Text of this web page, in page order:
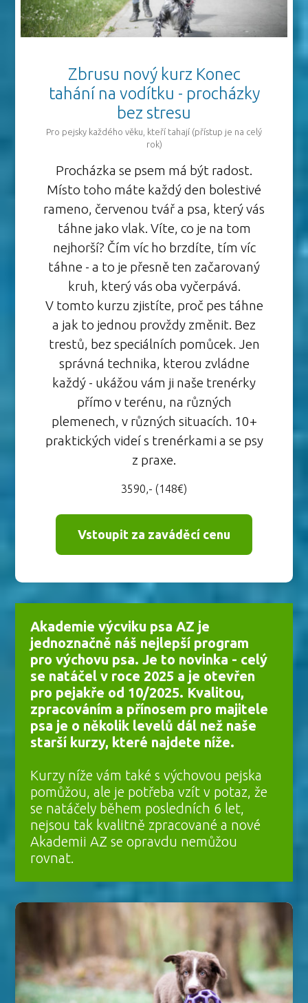
Zbrusu nový kurz Konec
tahání na vodítku - procházky
bez stresu
Pro pejsky každého věku, kteří tahají (přístup je na celý
rok)
Procházka se psem má být radost.
Místo toho máte každý den bolestivé
rameno, červenou tvář a psa, který vás
táhne jako vlak. Víte, co je na tom
nejhorší? Čím víc ho brzdíte, tím víc
táhne - a to je přesně ten začarovaný
kruh, který vás oba vyčerpává.
V tomto kurzu zjistíte, proč pes táhne
a jak to jednou provždy změnit. Bez
trestů, bez speciálních pomůcek. Jen
správná technika, kterou zvládne
každý - ukážou vám ji naše trenérky
přímo v terénu, na různých
plemenech, v různých situacích. 10+
praktických videí s trenérkami a se psy
z praxe.
3590,- (148€)
Vstoupit za zaváděcí cenu
Akademie výcviku psa AZ je
jednoznačně náš nejlepší program
pro výchovu psa. Je to novinka - celý
se natáčel v roce 2025 a je otevřen
pro pejakře od 10/2025. Kvalitou,
zpracováním a přínosem pro majitele
psa je o několik levelů dál než naše
starší kurzy, které najdete níže.
Kurzy níže vám také s výchovou pejska
pomůžou, ale je potřeba vzít v potaz, že
se natáčely během posledních 6 let,
nejsou tak kvalitně zpracované a nové
Akademii AZ se opravdu nemůžou
rovnat.